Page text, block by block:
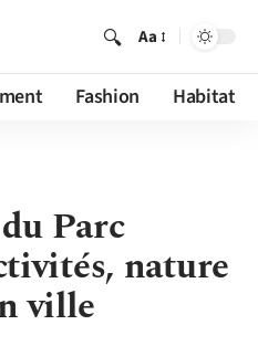
Aa
Fashion Habitat
Parc
nature
ville